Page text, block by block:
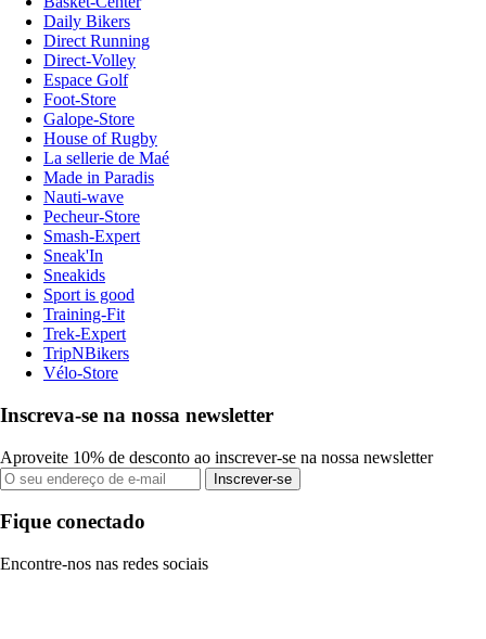
Daily Bikers
Direct Running
Direct-Volley
Espace Golf
Foot-Store
Galope-Store
House of Rugby
La sellerie de Maé
Made in Paradis
Nauti-wave
Pecheur-Store
Smash-Expert
Sneak'In
Sneakids
Sport is good
Training-Fit
Trek-Expert
TripNBikers
Vélo-Store
Inscreva-se na nossa newsletter
Aproveite 10% de desconto ao inscrever-se na nossa newsletter
Inscrever-se
Fique conectado
Encontre-nos nas redes sociais